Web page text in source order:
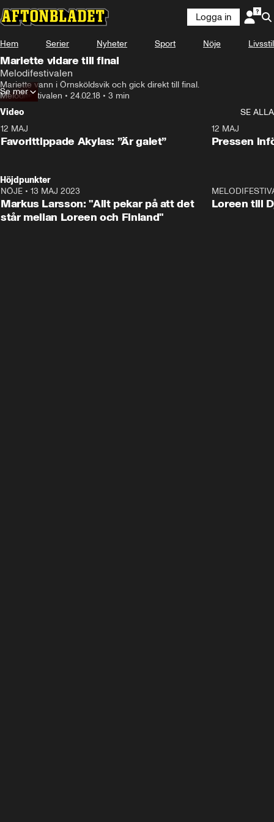
Logga in
Hem Serier Nyheter Sport Nöje Livsstil
Mariette vidare till final
Melodifestivalen
Mariette vann i Örnsköldsvik och gick direkt till final.
Melodifestivalen • 24.02.18 • 3 min
Se mer
Video
SE ALLA
12 MAJ
Favorittippade Akylas: ”Är galet”
12 MAJ
Pressen
Höjdpunkter
NÖJE • 13 MAJ 2023
Markus Larsson: "Allt pekar på att det
står mellan Loreen och Finland"
Loreen till